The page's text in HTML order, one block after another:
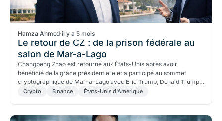
Hamza Ahmed·il y a 5 mois
Le retour de CZ : de la prison fédérale au
salon de Mar-a-Lago
Changpeng Zhao est retourné aux États-Unis après avoir
bénéficié de la grâce présidentielle et a participé au sommet
cryptographique de Mar-a-Lago avec Eric Trump, Donald Trump
Jr. et Brian Armstrong. Entre-temps, Binance concentre 85 % du
Crypto Binance États-Unis d'Amérique